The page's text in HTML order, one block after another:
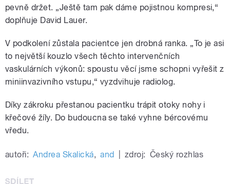
pevně držet. „Ještě tam pak dáme pojistnou kompresi,“
doplňuje David Lauer.
V podkolení zůstala pacientce jen drobná ranka. „To je asi
to největší kouzlo všech těchto intervenčních
vaskulárních výkonů: spoustu věcí jsme schopni vyřešit z
miniinvazivního vstupu,“ vyzdvihuje radiolog.
Díky zákroku přestanou pacientku trápit otoky nohy i
křečové žíly. Do budoucna se také vyhne bércovému
vředu.
autoři: Andrea Skalická, and zdroj: Český rozhlas